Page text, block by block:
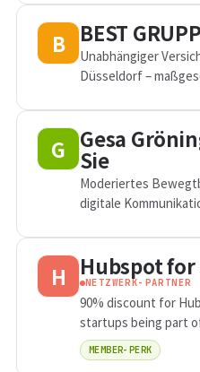
der dynamischen
B BEST
Unabhängiger
Düsseldorf –
G Gesa
Sie
Moderiertes
digitale
H Hubspot
NETZWERK-PARTNER
90% discount for
startups being part
MEMBER-PERK